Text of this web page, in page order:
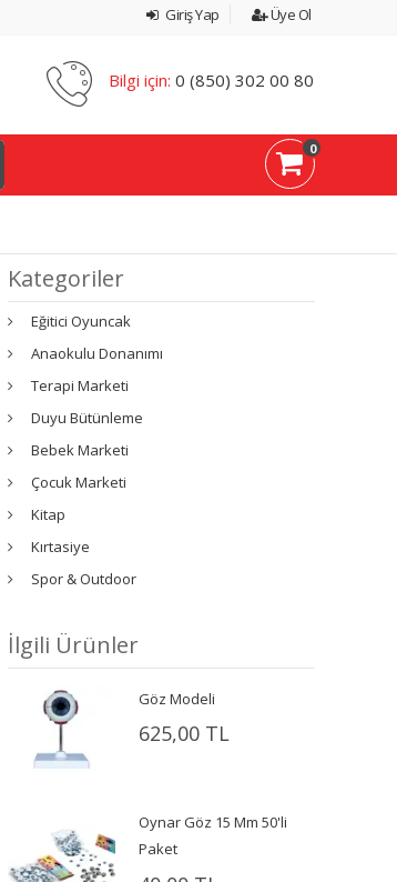
Giriş Yap Üye Ol
Bilgi için: 0 (850) 302 00 80
0
Kategoriler
Eğitici Oyuncak
Anaokulu Donanımı
Terapi Marketi
Duyu Bütünleme
Bebek Marketi
Çocuk Marketi
Kitap
Kırtasiye
Spor & Outdoor
İlgili Ürünler
Göz Modeli
625,00 TL
Oynar Göz 15 Mm 50'li
Paket